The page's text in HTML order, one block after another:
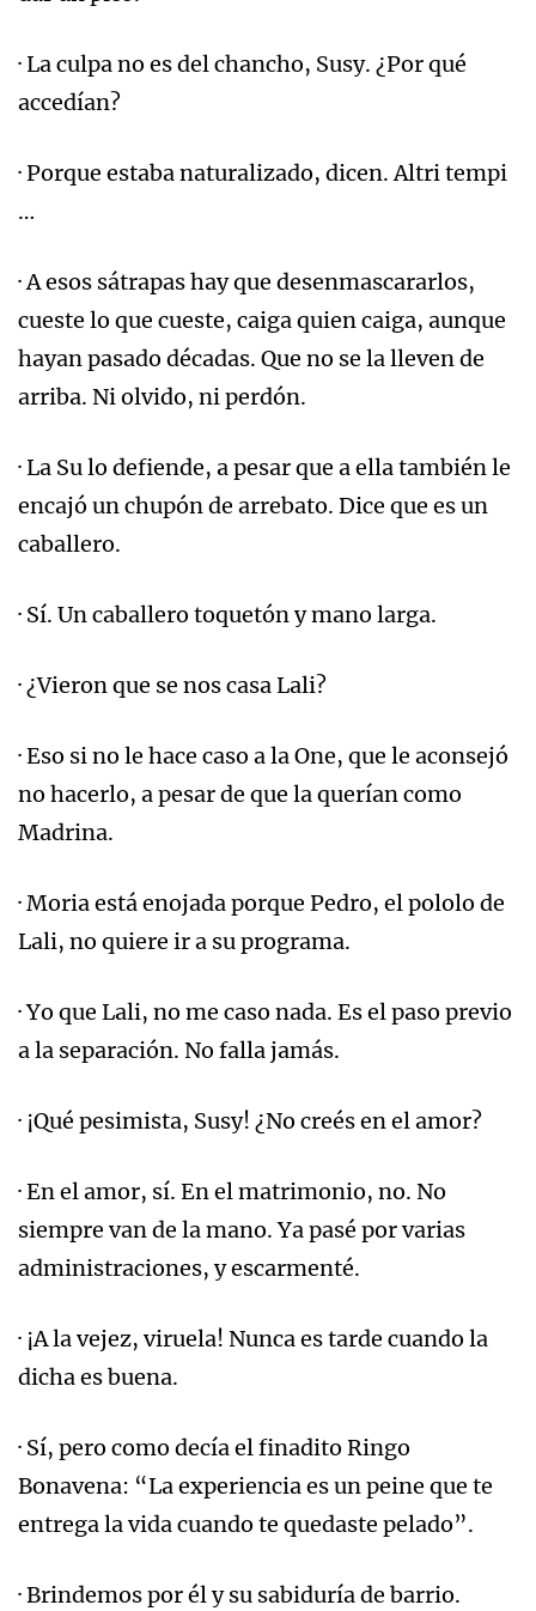
· La culpa no es del chancho, Susy. ¿Por qué
accedían?
· Porque estaba naturalizado, dicen. Altri tempi
…
· A esos sátrapas hay que desenmascararlos,
cueste lo que cueste, caiga quien caiga, aunque
hayan pasado décadas. Que no se la lleven de
arriba. Ni olvido, ni perdón.
· La Su lo defiende, a pesar que a ella también le
encajó un chupón de arrebato. Dice que es un
caballero.
· Sí. Un caballero toquetón y mano larga.
· ¿Vieron que se nos casa Lali?
· Eso si no le hace caso a la One, que le aconsejó
no hacerlo, a pesar de que la querían como
Madrina.
· Moria está enojada porque Pedro, el pololo de
Lali, no quiere ir a su programa.
· Yo que Lali, no me caso nada. Es el paso previo
a la separación. No falla jamás.
· ¡Qué pesimista, Susy! ¿No creés en el amor?
· En el amor, sí. En el matrimonio, no. No
siempre van de la mano. Ya pasé por varias
administraciones, y escarmenté.
· ¡A la vejez, viruela! Nunca es tarde cuando la
dicha es buena.
· Sí, pero como decía el finadito Ringo
Bonavena: “La experiencia es un peine que te
entrega la vida cuando te quedaste pelado”.
· Brindemos por él y su sabiduría de barrio.